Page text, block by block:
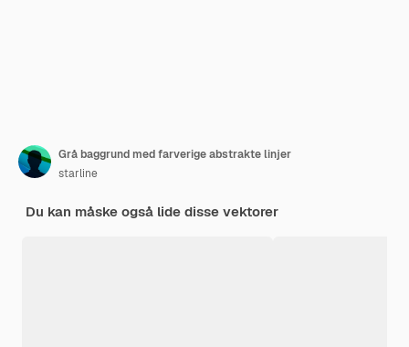
Grå baggrund med farverige abstrakte linjer
starline
Du kan måske også lide disse vektorer